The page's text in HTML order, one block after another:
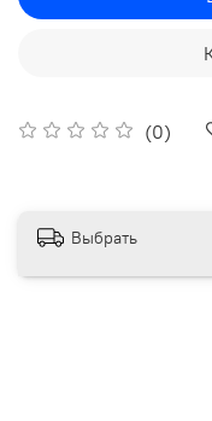
(0)
Выбрать